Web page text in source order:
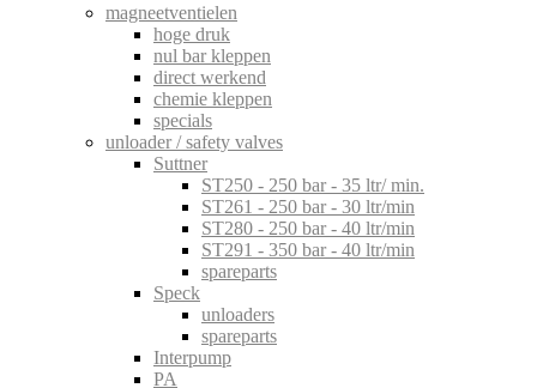
magneetventielen
hoge druk
nul bar kleppen
direct werkend
chemie kleppen
specials
unloader / safety valves
Suttner
ST250 - 250 bar - 35 ltr/ min.
ST261 - 250 bar - 30 ltr/min
ST280 - 250 bar - 40 ltr/min
ST291 - 350 bar - 40 ltr/min
spareparts
Speck
unloaders
spareparts
Interpump
PA